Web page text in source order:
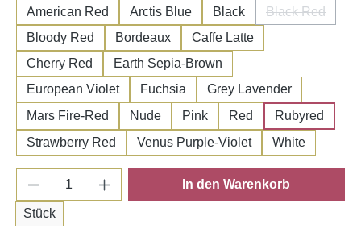
American Red Arctis Blue Black Black Red
Bloody Red Bordeaux
Caffe Latte
Cherry Red
Earth Sepia-Brown
European Violet
Fuchsia
Grey Lavender
Mars Fire-Red
Nude Pink Red
Rubyred
Strawberry Red
Venus Purple-Violet White
Produkt Anzahl: Gib den gewünschten
Stück
In den Warenkorb